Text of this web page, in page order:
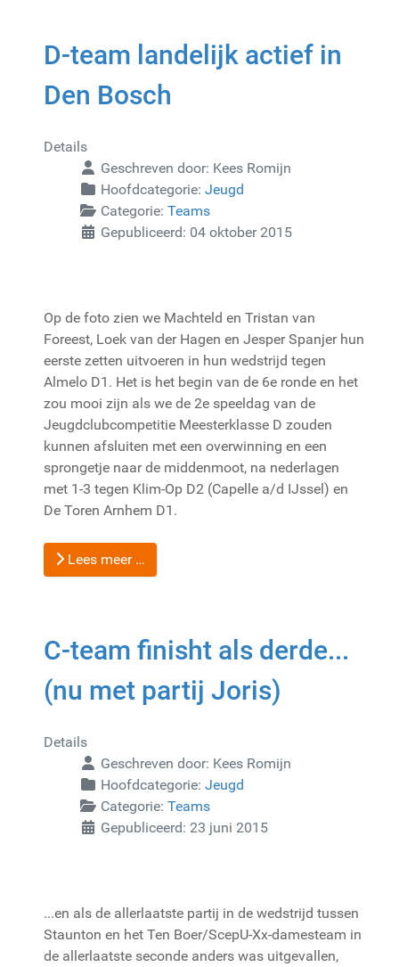
D-team landelijk actief in
Den Bosch
Details
Geschreven door: Kees Romijn
Hoofdcategorie: Jeugd
Categorie: Teams
Gepubliceerd: 04 oktober 2015
Op de foto zien we Machteld en Tristan van
Foreest, Loek van der Hagen en Jesper Spanjer hun
eerste zetten uitvoeren in hun wedstrijd tegen
Almelo D1. Het is het begin van de 6e ronde en het
zou mooi zijn als we de 2e speeldag van de
Jeugdclubcompetitie Meesterklasse D zouden
kunnen afsluiten met een overwinning en een
sprongetje naar de middenmoot, na nederlagen
met 1-3 tegen Klim-Op D2 (Capelle a/d IJssel) en
De Toren Arnhem D1.
Lees meer …
C-team finisht als derde...
(nu met partij Joris)
Details
Geschreven door: Kees Romijn
Hoofdcategorie: Jeugd
Categorie: Teams
Gepubliceerd: 23 juni 2015
...en als de allerlaatste partij in de wedstrijd tussen
Staunton en het Ten Boer/ScepU-Xx-damesteam in
de allerlaatste seconde anders was uitgevallen,